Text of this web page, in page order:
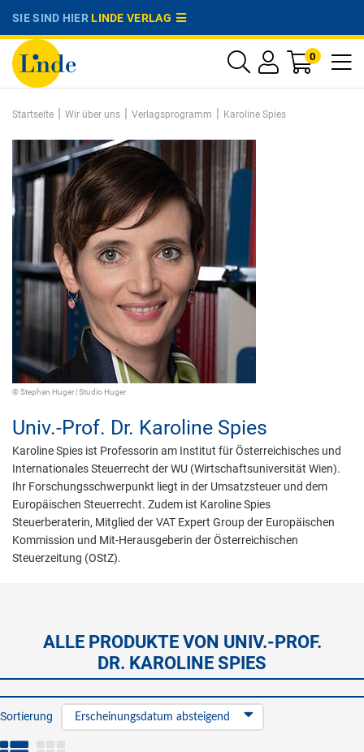
SIE SIND HIERLINDE VERLAG
0
Startseite | Wir über uns | Verlagsprogramm | Karoline Spies
© Stephan Huger | Studio Huger
Univ.-Prof. Dr. Karoline Spies
Karoline Spies ist Professorin am Institut für Österreichisches und
Internationales Steuerrecht der WU (Wirtschaftsuniversität Wien).
Ihr Forschungsschwerpunkt liegt in der Umsatzsteuer und dem
Europäischen Steuerrecht. Zudem ist Karoline Spies
Steuerberaterin, Mitglied der VAT Expert Group der Europäischen
Kommission und Mit-Herausgeberin der Österreichischen
Steuerzeitung (OStZ).
ALLE PRODUKTE VON UNIV.-PROF.
DR. KAROLINE SPIES
Sortierung Erscheinungsdatum absteigend